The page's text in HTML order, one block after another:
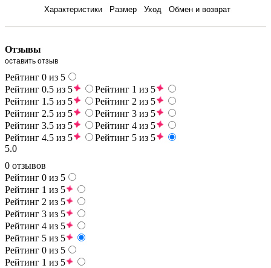
Характеристики Размер Уход Обмен и возврат
Отзывы
оставить отзыв
Рейтинг 0 из 5
Рейтинг 0.5 из 5
Рейтинг 1 из 5
Рейтинг 1.5 из 5
Рейтинг 2 из 5
Рейтинг 2.5 из 5
Рейтинг 3 из 5
Рейтинг 3.5 из 5
Рейтинг 4 из 5
Рейтинг 4.5 из 5
Рейтинг 5 из 5
5.0
0 отзывов
Рейтинг 0 из 5
Рейтинг 1 из 5
Рейтинг 2 из 5
Рейтинг 3 из 5
Рейтинг 4 из 5
Рейтинг 5 из 5
Рейтинг 0 из 5
Рейтинг 1 из 5